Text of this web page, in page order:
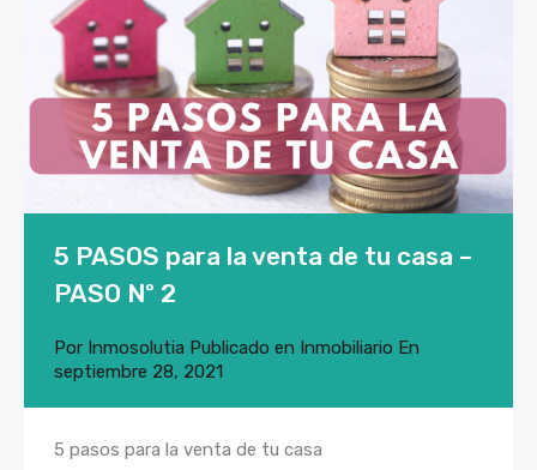
5 PASOS para la venta de tu casa –
PASO Nº 2
Por Inmosolutia Publicado en Inmobiliario En
septiembre 28, 2021
5 pasos para la venta de tu casa